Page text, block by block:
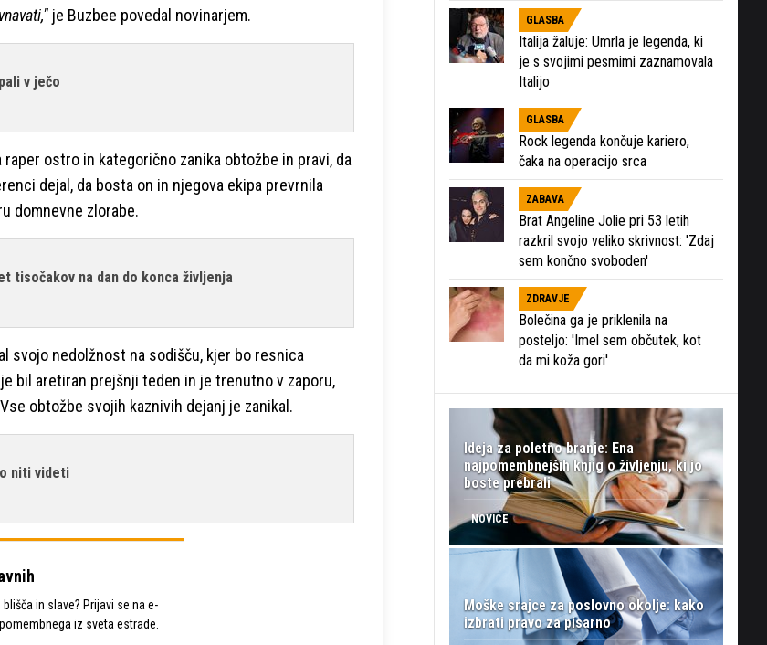
je Buzbee povedal novinarjem.
v ječo
raper ostro in kategorično zanika obtožbe in pravi, da
dejal, da bosta on in njegova ekipa prevrnila
domnevne zlorabe.
tisočakov na dan do konca življenja
svojo nedolžnost na sodišču, kjer bo resnica
bil aretiran prejšnji teden in je trenutno v zaporu,
obtožbe svojih kaznivih dejanj je zanikal.
niti videti
in slave? Prijavi se na e-
iz sveta estrade.
GLASBA
Italija žaluje: Umrla je legenda, ki
je s svojimi pesmimi zaznamovala
Italijo
GLASBA
Rock legenda končuje kariero,
čaka na operacijo srca
ZABAVA
Brat Angeline Jolie pri 53 letih
razkril svojo veliko skrivnost: 'Zdaj
sem končno svoboden'
ZDRAVJE
Bolečina ga je priklenila na
posteljo: 'Imel sem občutek, kot
da mi koža gori'
Ideja za poletno branje: Ena
najpomembnejših knjig o življenju, ki jo
boste prebrali
NOVICE
Moške srajce za poslovno okolje: kako
izbrati pravo za pisarno